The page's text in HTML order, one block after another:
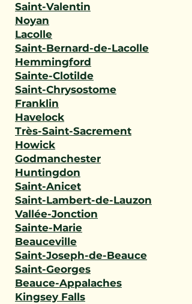
Saint-Valentin
Noyan
Lacolle
Saint-Bernard-de-Lacolle
Hemmingford
Sainte-Clotilde
Saint-Chrysostome
Franklin
Havelock
Très-Saint-Sacrement
Howick
Godmanchester
Huntingdon
Saint-Anicet
Saint-Lambert-de-Lauzon
Vallée-Jonction
Sainte-Marie
Beauceville
Saint-Joseph-de-Beauce
Saint-Georges
Beauce-Appalaches
Kingsey Falls